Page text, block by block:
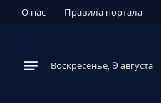
О нас Правила портала
Воскресенье, 9 августа